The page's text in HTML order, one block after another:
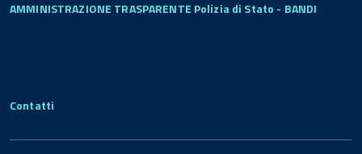
AMMINISTRAZIONE TRASPARENTE Polizia di Stato - BANDI
Contatti